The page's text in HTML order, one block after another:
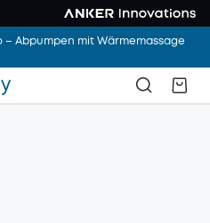
– Abpumpen mit Wärmemassage